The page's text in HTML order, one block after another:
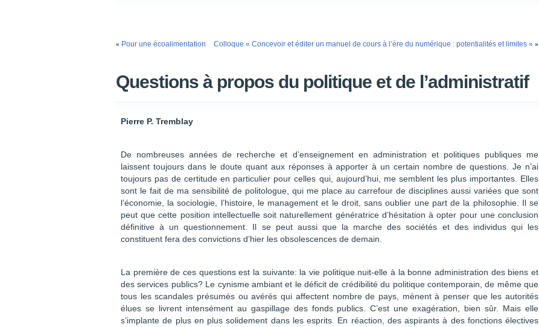
« Pour une écoalimentation Colloque « Concevoir et éditer un manuel de cours à l’ère du numérique : potentialités et limites » »
Questions à propos du politique et de l’administratif
Pierre P. Tremblay
De nombreuses années de recherche et d’enseignement en administration et politiques publiques me
laissent toujours dans le doute quant aux réponses à apporter à un certain nombre de questions. Je n’ai
toujours pas de certitude en particulier pour celles qui, aujourd’hui, me semblent les plus importantes. Elles
sont le fait de ma sensibilité de politologue, qui me place au carrefour de disciplines aussi variées que sont
l’économie, la sociologie, l’histoire, le management et le droit, sans oublier une part de la philosophie. Il se
peut que cette position intellectuelle soit naturellement génératrice d’hésitation à opter pour une conclusion
définitive à un questionnement. Il se peut aussi que la marche des sociétés et des individus qui les
constituent fera des convictions d’hier les obsolescences de demain.
La première de ces questions est la suivante: la vie politique nuit-elle à la bonne administration des biens et
des services publics? Le cynisme ambiant et le déficit de crédibilité du politique contemporain, de même que
tous les scandales présumés ou avérés qui affectent nombre de pays, mènent à penser que les autorités
élues se livrent intensément au gaspillage des fonds publics. C’est une exagération, bien sûr. Mais elle
s’implante de plus en plus solidement dans les esprits. En réaction, des aspirants à des fonctions électives